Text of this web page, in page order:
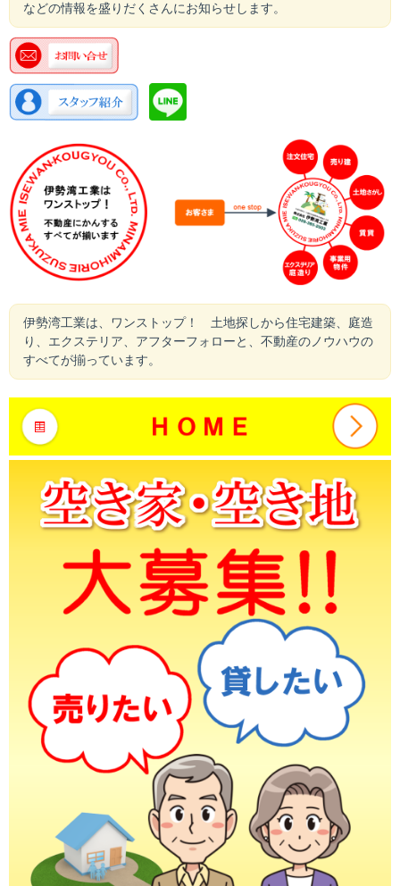
などの情報を盛りだくさんにお知らせします。
伊勢湾工業は、ワンストップ！ 土地探しから住宅建築、庭造
り、エクステリア、アフターフォローと、不動産のノウハウの
すべてが揃っています。